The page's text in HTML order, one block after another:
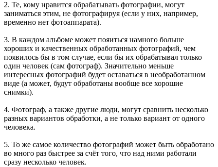
2. Те, кому нравится обрабатывать фотографии, могут
заниматься этим, не фотографируя (если у них, например,
временно нет фотоаппарата).
3. В каждом альбоме может пояиться намного больше
хороших и качественных обработанных фотографий, чем
появилось бы в том случае, если бы их обрабатывал только
один человек (сам фотограф). Значительно меньше
интересных фотографий будет оставаться в необработанном
виде (а может, будут обработаны вообще все хорошие
снимки).
4. Фотограф, а также другие люди, могут сравнить несколько
разных вариантов обработки, а не только вариант от одного
человека.
5. То же самое количество фотографий может быть обработано
во много раз быстрее за счёт того, что над ними работали
сразу несколько человек.